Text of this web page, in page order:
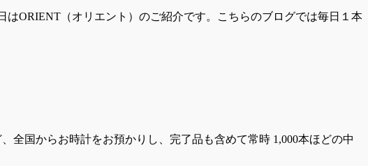
ORIENT（オリエント）のご紹介です。こちらのブログでは毎日１本
全国からお時計をお預かりし、完了品も含めて常時 1,000本ほどの中